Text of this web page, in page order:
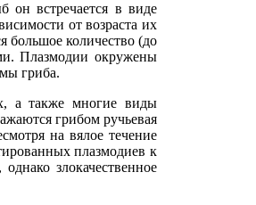
он встречается в виде
от возраста их
большое количество (до
Плазмодии окружены
гриба.
а также многие виды
грибом ручьевая
на вялое течение
плазмодиев к
злокачественное